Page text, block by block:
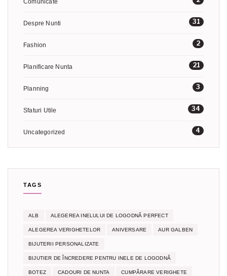
Comunicate
Despre Nunti 31
Fashion 2
Planificare Nunta 21
Planning 3
Sfaturi Utile 34
Uncategorized 4
TAGS
ALB ALEGEREA INELULUI DE LOGODNĂ PERFECT
ALEGEREA VERIGHETELOR ANIVERSARE AUR GALBEN
BIJUTERII PERSONALIZATE
BIJUTIER DE ÎNCREDERE PENTRU INELE DE LOGODNĂ
BOTEZ CADOURI DE NUNTA CUMPĂRARE VERIGHETE